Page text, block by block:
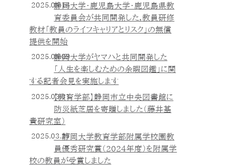
2025.04.14静岡大学・鹿児島大学・鹿児島県教
育委員会が共同開発した，教員研修
教材「教員のライフキャリアとリスク」の無償
提供を開始
2025.04.09静岡大学がヤマハと共同開発した
「人生を楽しむための余暇図鑑」に関
する記者会見を実施します
2025.03.31【教育学部】静岡市立中央図書館に
防災紙芝居を寄贈しました（藤井基
貴研究室）
2025.03.27静岡大学教育学部附属学校園教
員優秀研究賞（2024年度）を附属学
校の教員が受賞しました